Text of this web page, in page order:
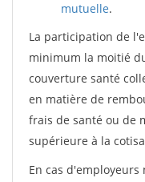
mutuelle.
La participation de
minimum la moitié
couverture santé
en matière de
frais de santé ou de
supérieure à la
En cas